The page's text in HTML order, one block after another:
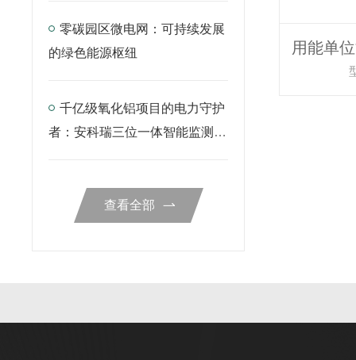
零碳园区微电网：可持续发展
的绿色能源枢纽
千亿级氧化铝项目的电力守护
者：安科瑞三位一体智能监测方
查看全部